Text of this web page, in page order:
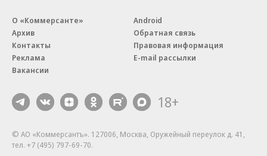
О «Коммерсанте»
Архив
Контакты
Реклама
Вакансии
Android
Обратная связь
Правовая информация
E-mail рассылки
18+
© АО «Коммерсантъ». 127006, Москва, Оружейный переулок д. 41,
тел. +7 (495) 797-69-70.